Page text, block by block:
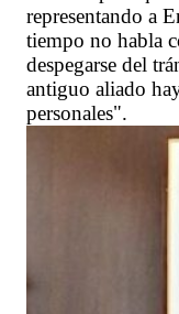
representando a
tiempo no habla
despegarse del
antiguo aliado
personales".